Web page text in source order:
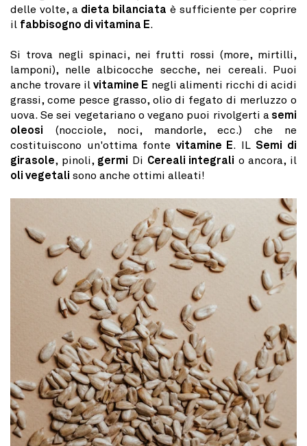
delle volte, a dieta bilanciata è sufficiente per coprire
il fabbisogno di vitamina E.
Si trova negli spinaci, nei frutti rossi (more, mirtilli,
lamponi), nelle albicocche secche, nei cereali. Puoi
anche trovare ilvitamine E negli alimenti ricchi di acidi
grassi, come pesce grasso, olio di fegato di merluzzo o
uova. Se sei vegetariano o vegano puoi rivolgerti a semi
oleosi (nocciole, noci, mandorle, ecc.) che ne
costituiscono un'ottima fonte vitamine E. IL Semi di
girasole, pinoli, germi Di Cereali integrali o ancora, il
oli vegetali sono anche ottimi alleati!